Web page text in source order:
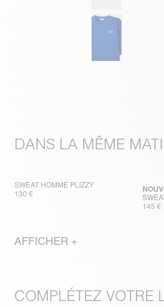
DANS LA MÊME
SWEAT HOMME PLIZZY
130 €
145 €
AFFICHER +
COMPLÉTEZ VOTRE